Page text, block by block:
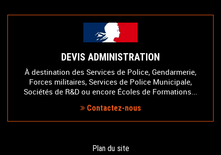
DEVIS ADMINISTRATION
À destination des Services de Police, Gendarmerie,
Forces militaires, Services de Police Municipale,
Sociétés de R&D ou encore Écoles de Formations...
Contactez-nous
Plan du site